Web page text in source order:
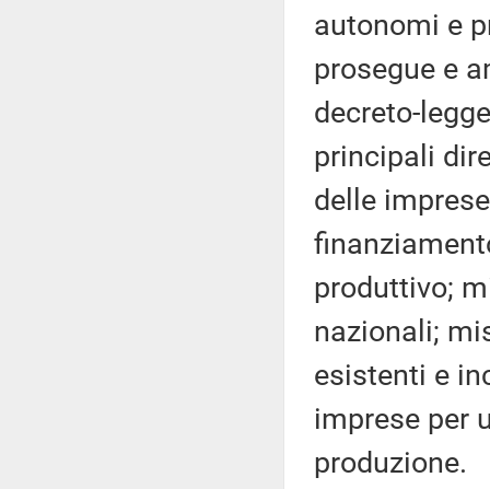
autonomi e
prosegue e
decreto-
principali
delle
produttivo;
nazionali;
esistenti e
imprese per
produzione.